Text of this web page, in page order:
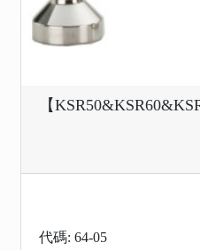
【
代碼: 64-05